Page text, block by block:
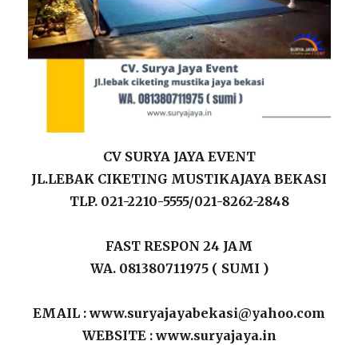
CV SURYA JAYA EVENT
JL.LEBAK CIKETING MUSTIKAJAYA BEKASI
TLP. 021-2210-5555/021-8262-2848
FAST RESPON 24 JAM
WA. 081380711975 ( SUMI )
EMAIL : www.suryajayabekasi@yahoo.com
WEBSITE : www.suryajaya.in